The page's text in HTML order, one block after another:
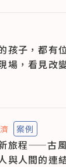
孩子，都有
場，看見改
案例
旅程——古
與人間的連